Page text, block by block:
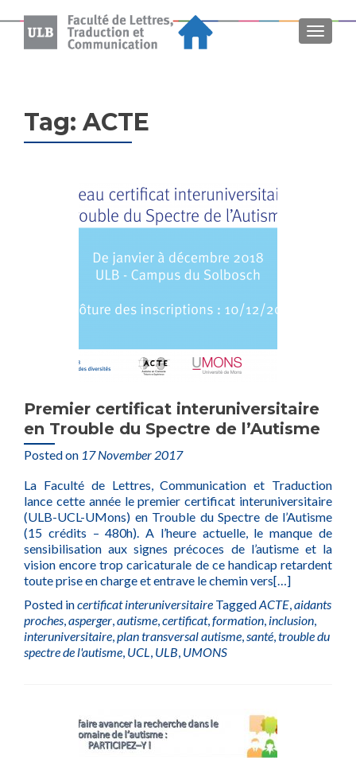
MENU
Tag: ACTE
Premier certificat interuniversitaire
en Trouble du Spectre de l’Autisme
Posted on 17 November 2017
La Faculté de Lettres, Communication et Traduction
lance cette année le premier certificat interuniversitaire
(ULB-UCL-UMons) en Trouble du Spectre de l’Autisme
(15 crédits – 480h). A l’heure actuelle, le manque de
sensibilisation aux signes précoces de l’autisme et la
vision encore trop caricaturale de ce handicap retardent
toute prise en charge et entrave le chemin vers[…]
Posted incertificat interuniversitaire TaggedACTE,aidants
proches,asperger,autisme,certificat,formation, inclusion,
interuniversitaire,plan transversal autisme,santé,trouble du
spectre de l'autisme, UCL, ULB, UMONS